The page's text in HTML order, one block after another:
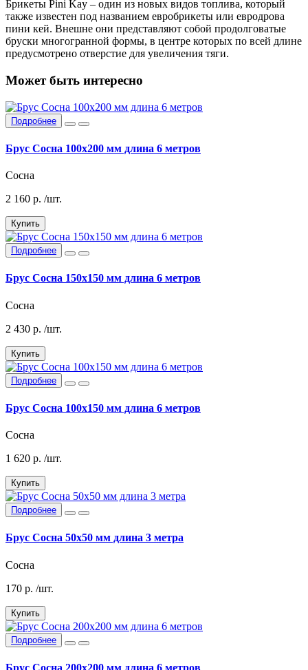
Брикеты Pini Kay – один из новых видов топлива, который
также известен под названием евробрикеты или евродрова
пини кей. Внешне они представляют собой продолговатые
бруски многогранной формы, в центре которых по всей длине
предусмотрено отверстие для увеличения тяги.
Может быть интересно
Подробнее
Брус Сосна 100х200 мм длина 6 метров
Сосна
2 160 р. /шт.
Купить
Подробнее
Брус Сосна 150х150 мм длина 6 метров
Сосна
2 430 р. /шт.
Купить
Подробнее
Брус Сосна 100х150 мм длина 6 метров
Сосна
1 620 р. /шт.
Купить
Подробнее
Брус Сосна 50х50 мм длина 3 метра
Сосна
170 р. /шт.
Купить
Подробнее
Брус Сосна 200х200 мм длина 6 метров